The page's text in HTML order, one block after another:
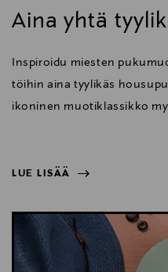
Aina yhtä
Inspiroidu miesten
töihin aina tyylikäs
ikoninen muotiklassikko
LUE LISÄÄ
LUE LISÄÄ